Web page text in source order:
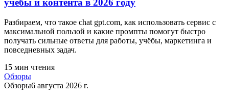
учёбы и контента в 2026 году
Разбираем, что такое chat gpt.com, как использовать сервис с
максимальной пользой и какие промпты помогут быстро
получать сильные ответы для работы, учёбы, маркетинга и
повседневных задач.
15 мин чтения
Обзоры
Обзоры6 августа 2026 г.